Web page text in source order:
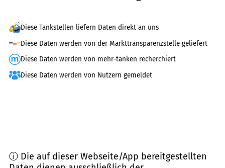
Diese Tankstellen liefern Daten direkt an uns
Diese Daten werden von der Markttransparenzstelle geliefert
Diese Daten werden von mehr-tanken recherchiert
Diese Daten werden von Nutzern gemeldet
ⓘ Die auf dieser Webseite/App bereitgestellten